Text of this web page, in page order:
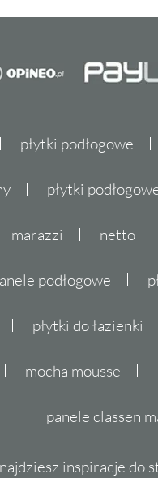
płytki podłogowe
płytki
marazzi netto
podłogowe
płytki do łazienki
mocha mousse
panele classen
inspiracje do